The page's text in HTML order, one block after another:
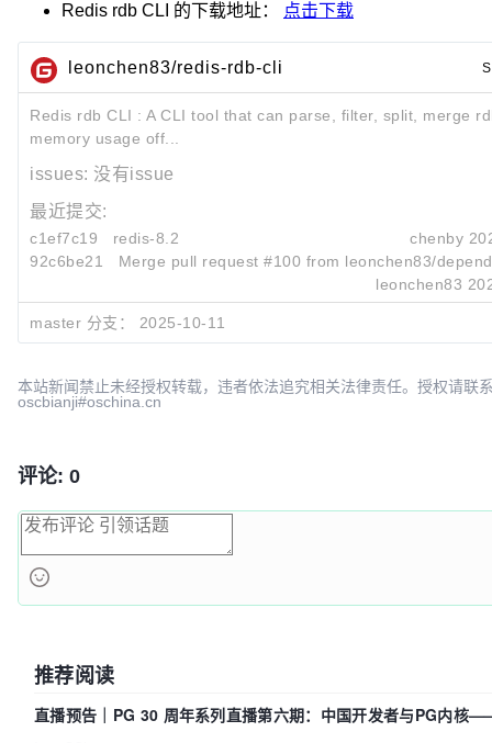
Redis rdb CLI 的下载地址： 点击下载
leonchen83/redis-rdb-cli
Redis rdb CLI : A CLI tool that can parse, filter, split, merge
memory usage off...
issues: 没有issue
最近提交:
c1ef7c19 redis-8.2 chenby
92c6be21
Merge pull request #100 from leonchen83/
leonchen83
0924a2bd
Merge pull request #101 from leonchen83/
master 分支： 2025-10-11
本站新闻禁止未经授权转载，违者依法追究相关法律责任。授权请联
oscbianji#oschina.cn
评论: 0
推荐阅读
直播预告｜PG 30 周年系列直播第六期：中国开发者与PG内核